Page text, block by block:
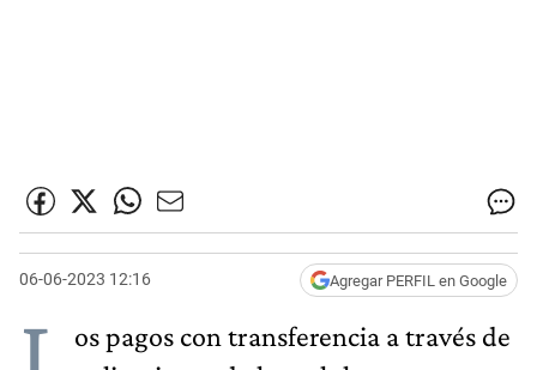
06-06-2023 12:16 Agregar PERFIL en Google
os pagos con transferencia a través de